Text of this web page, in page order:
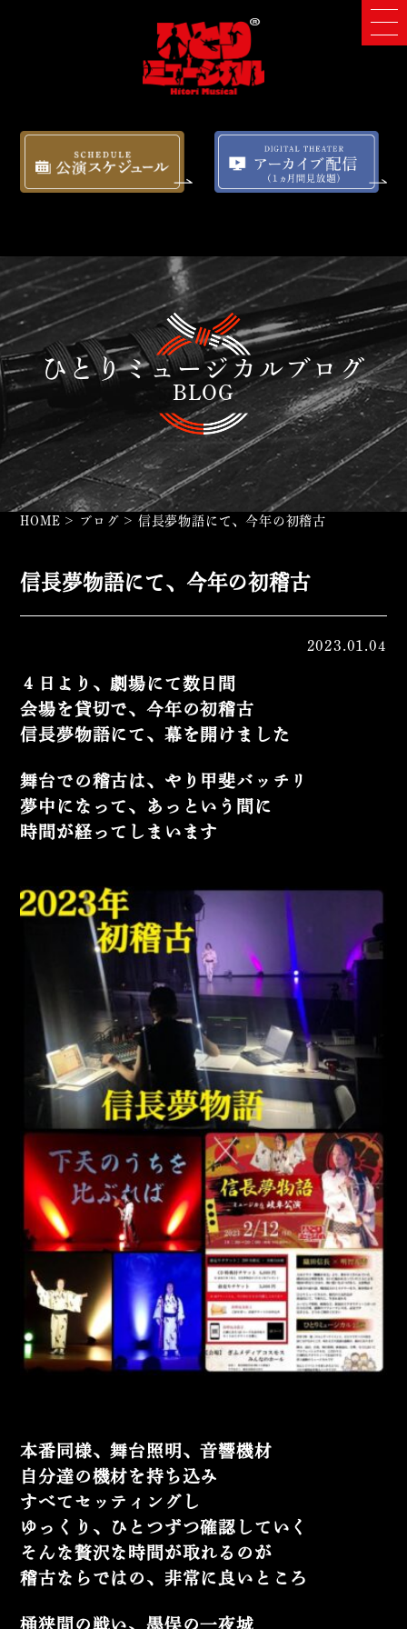
ひとりミュージカルブログ
BLOG
HOME > ブログ > 信長夢物語にて、今年の初稽古
信長夢物語にて、今年の初稽古
2023.01.04
４日より、劇場にて数日間
会場を貸切で、今年の初稽古
信長夢物語にて、幕を開けました
舞台での稽古は、やり甲斐バッチリ
夢中になって、あっという間に
時間が経ってしまいます
本番同様、舞台照明、音響機材
自分達の機材を持ち込み
すべてセッティングし
ゆっくり、ひとつずつ確認していく
そんな贅沢な時間が取れるのが
稽古ならではの、非常に良いところ
桶狭間の戦い、墨俣の一夜城